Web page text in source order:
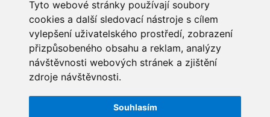
Tyto webové stránky používají soubory
cookies a další sledovací nástroje s cílem
vylepšení uživatelského prostředí, zobrazení
přizpůsobeného obsahu a reklam, analýzy
návštěvnosti webových stránek a zjištění
zdroje návštěvnosti.
Souhlasím
ŠKOLNÍ PORADENSKÉ PRACOVIŠTĚ
NEPOTŘEBNÝ MAJETEK
NAUČNÁ STEZKA ZBRASLAV
18 19 20 21 22
23
25 26 27 28 29
30
STATISTIKY